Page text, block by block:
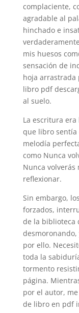
complaciente,
agradable al
hinchado e
mis huesos
sensación de
hoja arrastrada
libro pdf
al suelo.
La escritura
que libro sentía
melodía
como Nunca
Nunca
reflexionar.
Sin embargo,
forzados,
de la biblioteca
por ello.
toda la
tormento
página.
por el autor,
de libro en pdf